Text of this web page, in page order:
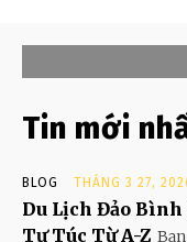
Tin mới
BLOG THÁNG 3 27,
Du Lịch Đảo
Tự Túc Từ A-Z